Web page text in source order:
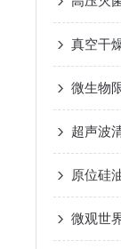
真空干
微生物
超声波